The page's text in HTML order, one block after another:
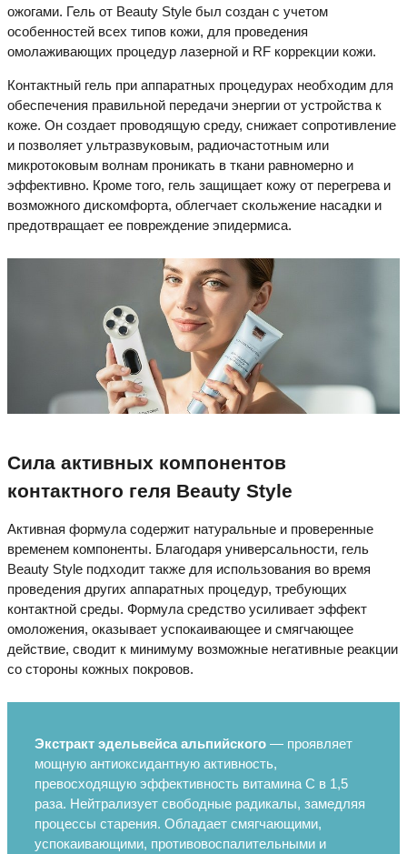
ожогами. Гель от Beauty Style был создан с учетом
особенностей всех типов кожи, для проведения
омолаживающих процедур лазерной и RF коррекции кожи.
Контактный гель при аппаратных процедурах необходим для
обеспечения правильной передачи энергии от устройства к
коже. Он создает проводящую среду, снижает сопротивление
и позволяет ультразвуковым, радиочастотным или
микротоковым волнам проникать в ткани равномерно и
эффективно. Кроме того, гель защищает кожу от перегрева и
возможного дискомфорта, облегчает скольжение насадки и
предотвращает ее повреждение эпидермиса.
Сила активных компонентов
контактного геля Beauty Style
Активная формула содержит натуральные и проверенные
временем компоненты. Благодаря универсальности, гель
Beauty Style подходит также для использования во время
проведения других аппаратных процедур, требующих
контактной среды. Формула средство усиливает эффект
омоложения, оказывает успокаивающее и смягчающее
действие, сводит к минимуму возможные негативные реакции
со стороны кожных покровов.
Экстракт эдельвейса альпийского — проявляет
мощную антиоксидантную активность,
превосходящую эффективность витамина С в 1,5
раза. Нейтрализует свободные радикалы, замедляя
процессы старения. Обладает смягчающими,
успокаивающими, противовоспалительными и